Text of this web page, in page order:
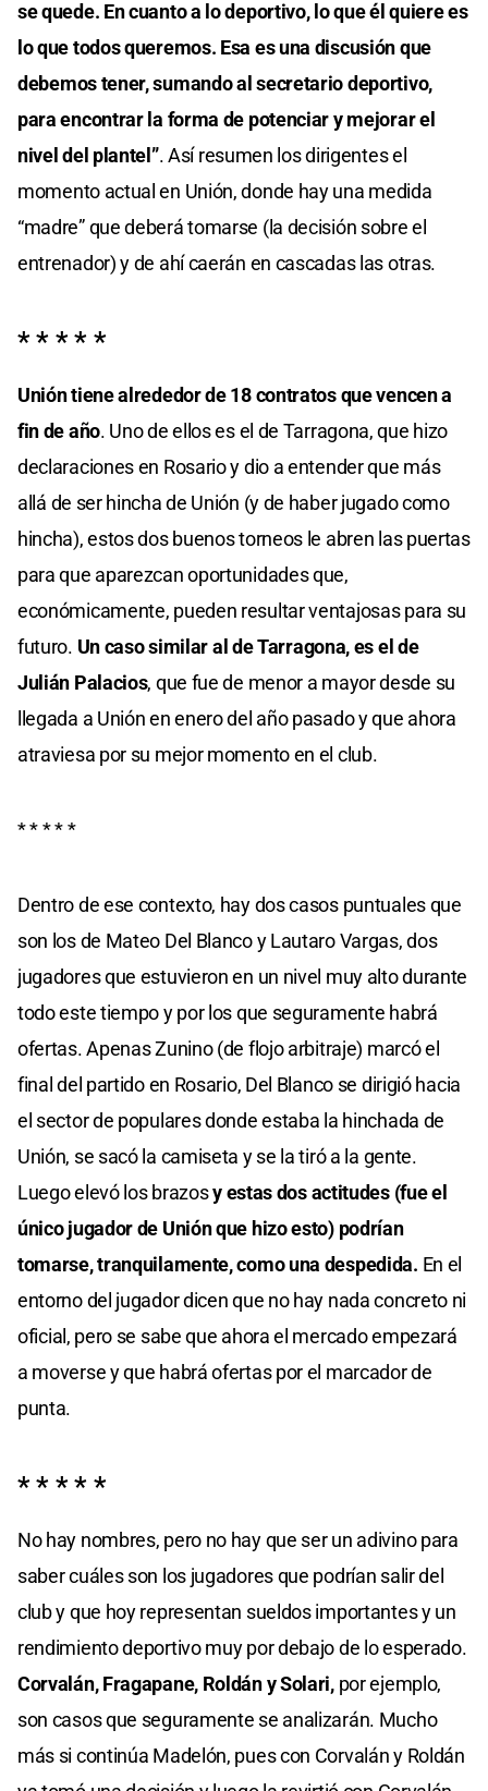
se quede. En cuanto a lo deportivo, lo que él quiere es
lo que todos queremos. Esa es una discusión que
debemos tener, sumando al secretario deportivo,
para encontrar la forma de potenciar y mejorar el
nivel del plantel”. Así resumen los dirigentes el
momento actual en Unión, donde hay una medida
“madre” que deberá tomarse (la decisión sobre el
entrenador) y de ahí caerán en cascadas las otras.
* * * * *
Unión tiene alrededor de 18 contratos que vencen a
fin de año. Uno de ellos es el de Tarragona, que hizo
declaraciones en Rosario y dio a entender que más
allá de ser hincha de Unión (y de haber jugado como
hincha), estos dos buenos torneos le abren las puertas
para que aparezcan oportunidades que,
económicamente, pueden resultar ventajosas para su
futuro. Un caso similar al de Tarragona, es el de
Julián Palacios, que fue de menor a mayor desde su
llegada a Unión en enero del año pasado y que ahora
atraviesa por su mejor momento en el club.
* * * * *
Dentro de ese contexto, hay dos casos puntuales que
son los de Mateo Del Blanco y Lautaro Vargas, dos
jugadores que estuvieron en un nivel muy alto durante
todo este tiempo y por los que seguramente habrá
ofertas. Apenas Zunino (de flojo arbitraje) marcó el
final del partido en Rosario, Del Blanco se dirigió hacia
el sector de populares donde estaba la hinchada de
Unión, se sacó la camiseta y se la tiró a la gente.
Luego elevó los brazosy estas dos actitudes (fue el
único jugador de Unión que hizo esto) podrían
tomarse, tranquilamente, como una despedida. En el
entorno del jugador dicen que no hay nada concreto ni
oficial, pero se sabe que ahora el mercado empezará
a moverse y que habrá ofertas por el marcador de
punta.
* * * * *
No hay nombres, pero no hay que ser un adivino para
saber cuáles son los jugadores que podrían salir del
club y que hoy representan sueldos importantes y un
rendimiento deportivo muy por debajo de lo esperado.
Corvalán, Fragapane, Roldán y Solari,por ejemplo,
son casos que seguramente se analizarán. Mucho
más si continúa Madelón, pues con Corvalán y Roldán